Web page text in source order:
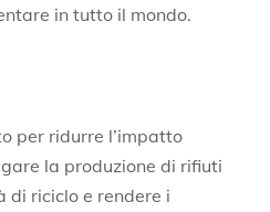
in tutto il mondo.
per ridurre l’impatto
la produzione di rifiuti
riciclo e rendere i